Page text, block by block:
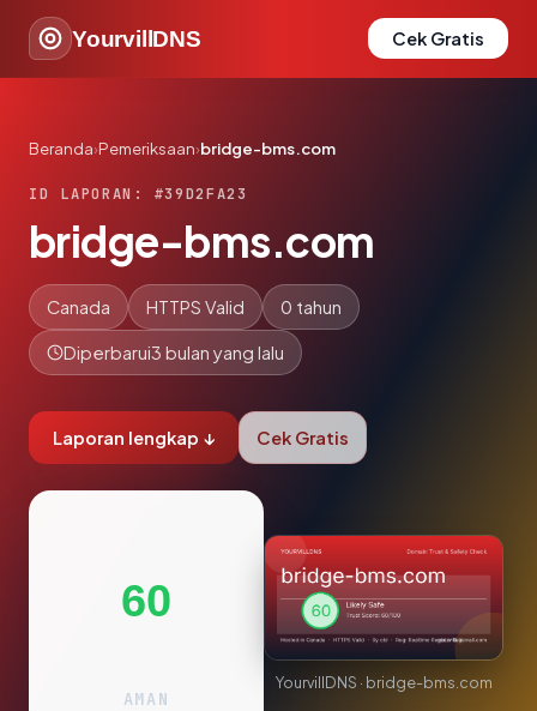
YourvillDNS Cek Gratis
Beranda›Pemeriksaan›bridge-bms.com
ID LAPORAN: #39D2FA23
bridge-bms.com
Canada HTTPS Valid 0 tahun
Diperbarui3 bulan yang lalu
Laporan lengkap ↓ Cek Gratis
60
AMAN
YourvillDNS · bridge-bms.com